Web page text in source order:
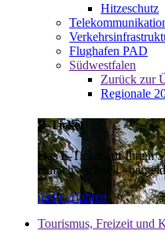
Hitzeschutz
Flughafen PAD
Südwestfalen
Zurück zur
Regionale
E-Ticket
Das E-Ticket auf Ihrem
einfach - schnell -
mehr erfahren
Tourismus, Freizeit und